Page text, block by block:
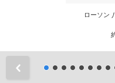
ローソン